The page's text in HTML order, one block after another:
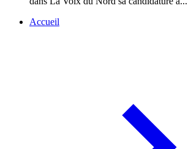
Accueil